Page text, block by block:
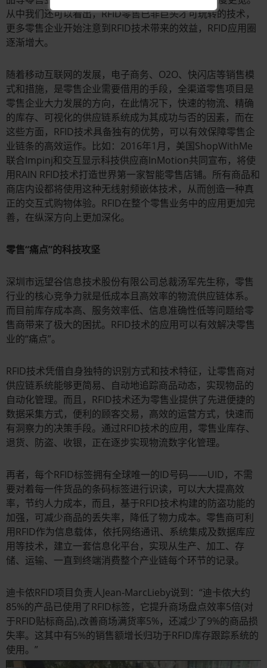
从中我们还可以看出，RFID零售已非巨头才可玩转的技术，
更多零售企业开始注意到RFID技术带来的效益，RFID应用圈
逐渐增大。
随着移动互联网的发展，电子商务、O2O、快闪店等销售模
式和措施，是零售企业需要借用的手段，全渠道零售项目是
零售企业大力发展的方向，在此情况下，快速的物流、精确
的库存、可视化的供应链系统成为其成功与否的因素，而在
这些方面，RFID技术具备独有的优势，可以有效保障零售企
业链条的高效运作。比如：2016年1月，美国ShopWithMe
联合Impinj和交互显示科技供应商InMotion共同宣布，将使
用RAIN RFID技术打造世界第一家智能零售店铺。所有商品和
商店内设都将使用这种无线射频嵌体技术，从而创造一种真
正的交互式购物体验。RFID在整个零售业务中的应用更加完
善，在纵深方向上更加深化。
零售“痛点”的科技攻坚
深圳市远望谷信息技术股份有限公司总裁汤军先生称，零售
行业的核心竞争力就是低成本且高效率的物流供应链体系。
而目前库存成本高、服务效率低、信息准确性低等问题给零
售商带来了极大的困扰。RFID技术的应用可以有效解决零售
业的“痛点”。
RFID技术凭借自身独特的识别方式和技术特征，让零售商对
供应链系统能够更简易、自动地追踪商品动态，实现物品的
自动化管理。而且，RFID技术还为零售业提供了先进便捷的
数据采集方式，便利的顾客交易，高效的运营方式，快速而
有洞察力的决策手段。通过RFID技术的应用，零售业库存、
退货、防盗、收银，正在逐步实现物流数字化管理。
再者，每个RFID标签拥有全球唯一的ID号码——UID，不需
要对着每一件货品的条码标签进行识读，可以大大提高效
率，节约人力成本，而且，基于RFID技术构建的防盗功能的
加强，可减少商品的丢失率，降低了物力成本。零售商可利
用RFID作为信息载体，依托网络通讯、系统集成及数据库应
用等技术，建立一套信息化平台，实现从生产、加工、存
储、运输、一直到终端消费整个产业链每个环节的记录。
迪卡侬RFID项目负责人Jean-MarcLieby说到：“迪卡侬大约
85%的产品已使用了RFID标签，它提升商场盘点效率5倍(对
于RFID贴标商品),改善商场满货率5%，还减少了9%的商品损
失率。这其中有5%的销售额增长归功于RFID库存跟踪系统的
使用。”